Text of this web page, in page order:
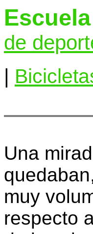
de
Una
muy
respecto